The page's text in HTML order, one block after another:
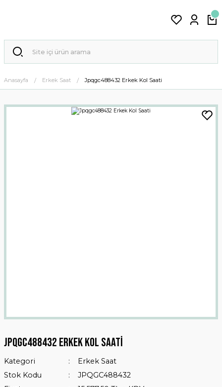
Anasayfa Erkek Saat Jpqgc488432 Erkek Kol Saati
Jpqgc488432 Erkek Kol Saati
Kategori
Erkek Saat
Stok Kodu
JPQGC488432